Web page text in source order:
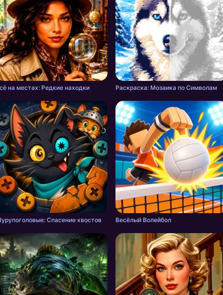
на местах: Редкие находки Раскраска: Мозаика по Символам
Спасение хвостов Весёлый Волейбол